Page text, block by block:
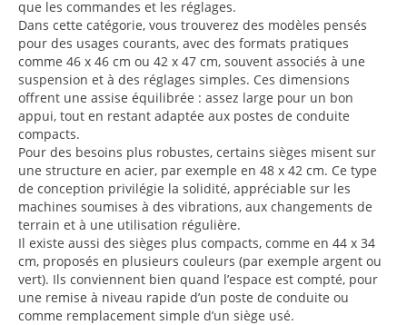
que les commandes et les réglages.
Dans cette catégorie, vous trouverez des modèles pensés
pour des usages courants, avec des formats pratiques
comme 46 x 46 cm ou 42 x 47 cm, souvent associés à une
suspension et à des réglages simples. Ces dimensions
offrent une assise équilibrée : assez large pour un bon
appui, tout en restant adaptée aux postes de conduite
compacts.
Pour des besoins plus robustes, certains sièges misent sur
une structure en acier, par exemple en 48 x 42 cm. Ce type
de conception privilégie la solidité, appréciable sur les
machines soumises à des vibrations, aux changements de
terrain et à une utilisation régulière.
Il existe aussi des sièges plus compacts, comme en 44 x 34
cm, proposés en plusieurs couleurs (par exemple argent ou
vert). Ils conviennent bien quand l’espace est compté, pour
une remise à niveau rapide d’un poste de conduite ou
comme remplacement simple d’un siège usé.